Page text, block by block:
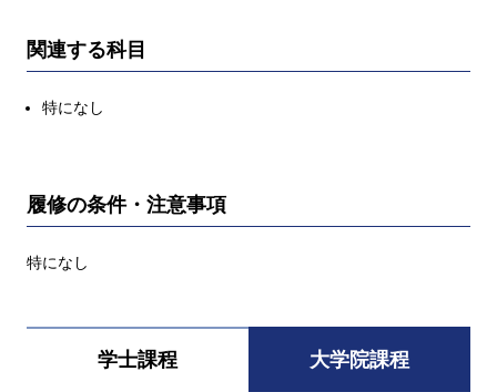
関連する科目
特になし
履修の条件・注意事項
特になし
学士課程 大学院課程